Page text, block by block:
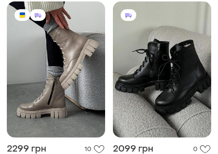
2299 грн 10 2099 грн 0